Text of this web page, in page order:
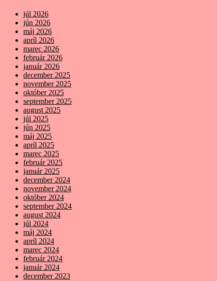
júl 2026
jún 2026
máj 2026
apríl 2026
marec 2026
február 2026
január 2026
december 2025
november 2025
október 2025
september 2025
august 2025
júl 2025
jún 2025
máj 2025
apríl 2025
marec 2025
február 2025
január 2025
december 2024
november 2024
október 2024
september 2024
august 2024
júl 2024
máj 2024
apríl 2024
marec 2024
február 2024
január 2024
december 2023